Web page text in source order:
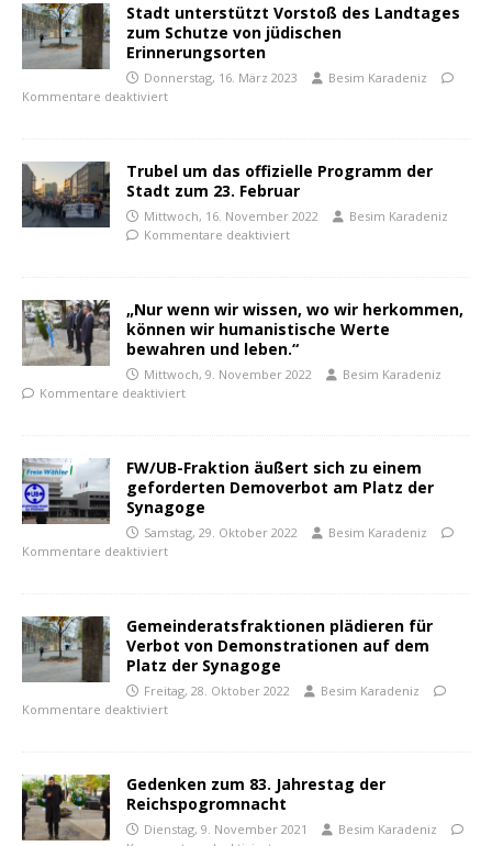
Stadt unterstützt Vorstoß des Landtages
zum Schutze von jüdischen
Erinnerungsorten
Donnerstag, 16. März 2023
Besim Karadeniz
Kommentare deaktiviert
Trubel um das offizielle Programm der
Stadt zum 23. Februar
Mittwoch, 16. November 2022
Besim Karadeniz
Kommentare deaktiviert
„Nur wenn wir wissen, wo wir herkommen,
können wir humanistische Werte
bewahren und leben.“
Mittwoch, 9. November 2022
Besim Karadeniz
Kommentare deaktiviert
FW/UB-Fraktion äußert sich zu einem
geforderten Demoverbot am Platz der
Synagoge
Samstag, 29. Oktober 2022
Besim Karadeniz
Kommentare deaktiviert
Gemeinderatsfraktionen plädieren für
Verbot von Demonstrationen auf dem
Platz der Synagoge
Freitag, 28. Oktober 2022
Besim Karadeniz
Kommentare deaktiviert
Gedenken zum 83. Jahrestag der
Reichspogromnacht
Dienstag, 9. November 2021
Besim Karadeniz